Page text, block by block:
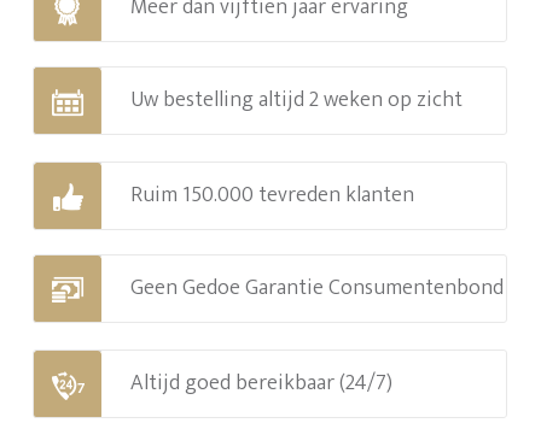
Uw bestelling altijd 2 weken op zicht
Ruim 150.000 tevreden klanten
Geen Gedoe Garantie Consumentenbond
Altijd goed bereikbaar (24/7)